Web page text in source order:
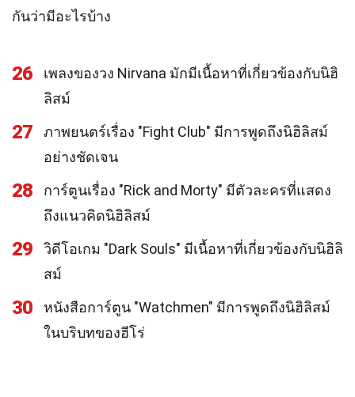
กันว่ามีอะไรบ้าง
26
เพลงของวง Nirvana มักมีเนื้อหาที่เกี่ยวข้องกับนิฮิ
ลิสม์
27
ภาพยนตร์เรื่อง "Fight Club" มีการพูดถึงนิฮิลิสม์
อย่างชัดเจน
28
การ์ตูนเรื่อง "Rick and Morty" มีตัวละครที่แสดง
ถึงแนวคิดนิฮิลิสม์
29
วิดีโอเกม "Dark Souls" มีเนื้อหาที่เกี่ยวข้องกับนิฮิลิ
สม์
30
หนังสือการ์ตูน "Watchmen" มีการพูดถึงนิฮิลิสม์
ในบริบทของฮีโร่